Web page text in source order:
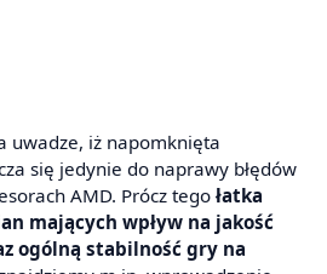
uwadze, iż napomknięta
się jedynie do naprawy błędów
AMD. Prócz tego łatka
mających wpływ na jakość
ogólną stabilność gry na